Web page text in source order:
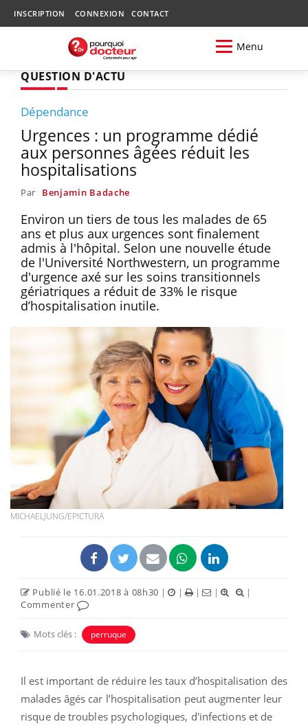
INSCRIPTION CONNEXION CONTACT
Menu
QUESTION D'ACTU
Dépendance
Urgences : un programme dédié
aux personnes âgées réduit les
hospitalisations
Par Benjamin Badache
Environ un tiers de tous les malades de 65
ans et plus aux urgences sont finalement
admis à l'hôpital. Selon une nouvelle étude
de l'Université Northwestern, un programme
d'urgence axé sur les soins transitionnels
gériatriques a réduit de 33% le risque
d’hospitalisation inutile.
MICHAELJUNG/EPICTURA
Publié le 16.01.2018 à 08h30 | | | |
|
Commenter
Mots clés : perruque
Il est important de réduire les taux d’hospitalisation des
malades âgés car l’hospitalisation peut augmenter leur
risque de troubles psychologiques, d'infections et de